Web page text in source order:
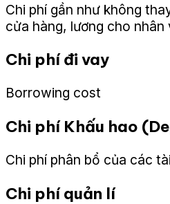
Chi phí gần như không
cửa hàng, lương cho nhân
Chi phí đi vay
Borrowing cost
Chi phí Khấu hao
Chi phí phân bổ của các
Chi phí quản lí